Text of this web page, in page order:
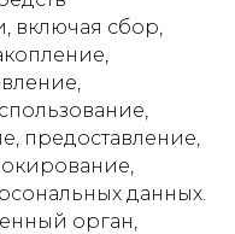
включая сбор,
предоставление,
данных.
орган,